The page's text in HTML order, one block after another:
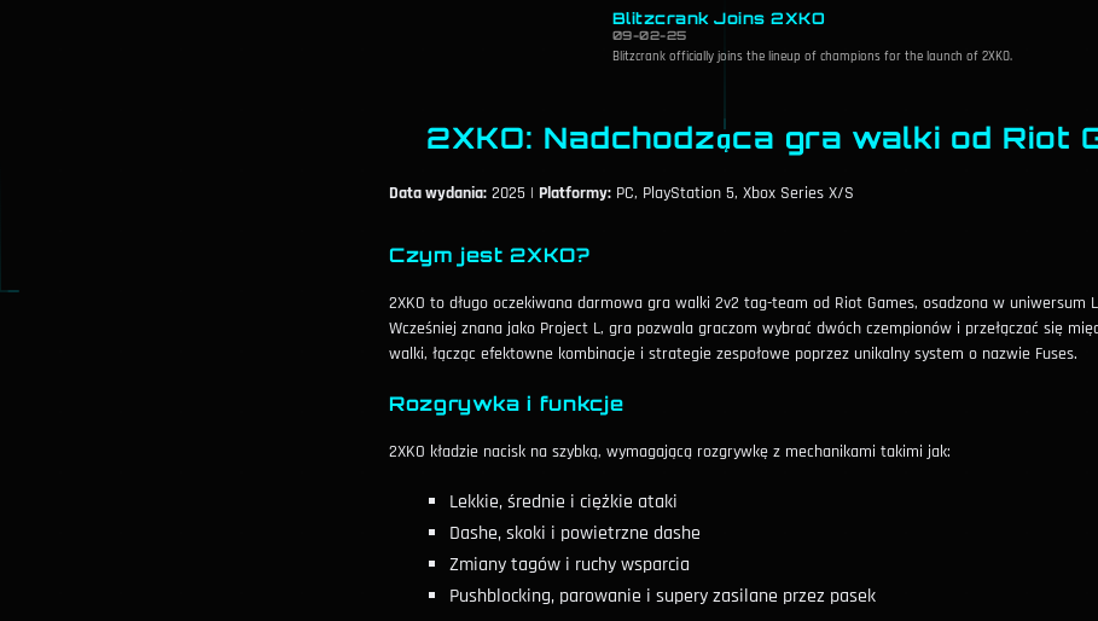
Blitzcrank Joins 2XKO
09-02-25
Blitzcrank officially joins the lineup of champions for the launch of 2XKO.
2XKO: Nadchodząca gra walki od Riot
Data wydania: 2025 | Platformy: PC, PlayStation 5, Xbox Series X/S
Czym jest 2XKO?
2XKO to długo oczekiwana darmowa gra walki 2v2 tag-team od Riot Games, osadzona w uniwersum
Wcześniej znana jako Project L, gra pozwala graczom wybrać dwóch czempionów i przełączać się
walki, łącząc efektowne kombinacje i strategie zespołowe poprzez unikalny system o nazwie Fuses.
Rozgrywka i funkcje
2XKO kładzie nacisk na szybką, wymagającą rozgrywkę z mechanikami takimi jak:
Lekkie, średnie i ciężkie ataki
Dashe, skoki i powietrzne dashe
Zmiany tagów i ruchy wsparcia
Pushblocking, parowanie i supery zasilane przez pasek